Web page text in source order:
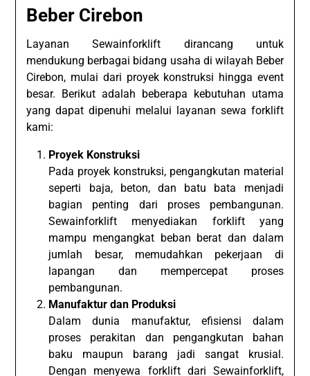
Beber Cirebon
Layanan Sewainforklift dirancang untuk
mendukung berbagai bidang usaha di wilayah Beber
Cirebon, mulai dari proyek konstruksi hingga event
besar. Berikut adalah beberapa kebutuhan utama
yang dapat dipenuhi melalui layanan sewa forklift
kami:
Proyek Konstruksi
Pada proyek konstruksi, pengangkutan material
seperti baja, beton, dan batu bata menjadi
bagian penting dari proses pembangunan.
Sewainforklift menyediakan forklift yang
mampu mengangkat beban berat dan dalam
jumlah besar, memudahkan pekerjaan di
lapangan dan mempercepat proses
pembangunan.
Manufaktur dan Produksi
Dalam dunia manufaktur, efisiensi dalam
proses perakitan dan pengangkutan bahan
baku maupun barang jadi sangat krusial.
Dengan menyewa forklift dari Sewainforklift,